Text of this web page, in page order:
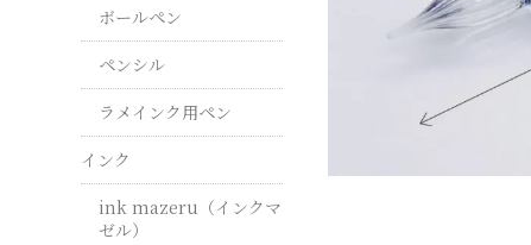
ボールペン
ペンシル
ラメインク用ペン
インク
ink mazeru（インクマ
ゼル）